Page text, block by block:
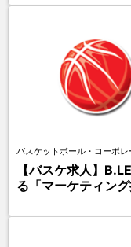
バスケットボール・コーポ
【バスケ求人】
る「マーケティング